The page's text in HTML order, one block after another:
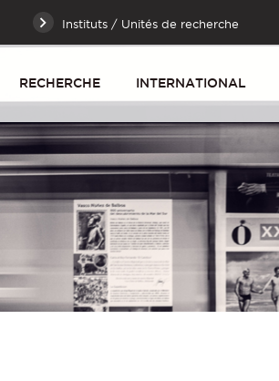
Instituts / Unités de recherche
RECHERCHE INTERNATIONAL